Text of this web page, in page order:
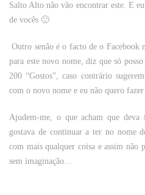
Salto Alto não vão encontrar este. E
de vocês 🙂
Outro senão é o facto de o
para este novo nome, diz que só
200 “Gostos”, caso contrário
com o novo nome e eu não quero fazer
Ajudem-me, o que acham que
gostava de continuar a ter no nome
com mais qualquer coisa e assim não
sem imaginação…